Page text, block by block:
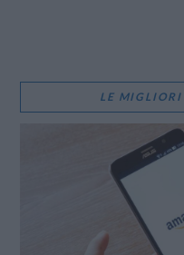
LE MIGLIORI